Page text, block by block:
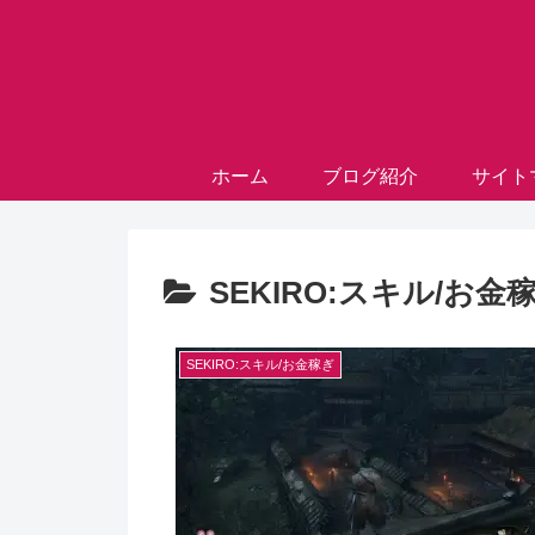
ホーム ブログ紹介 サイト
SEKIRO:スキル/お金
SEKIRO:スキル/お金稼ぎ